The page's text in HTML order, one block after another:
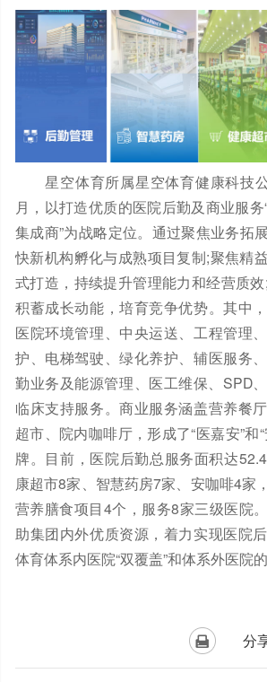
星空体育所属星空体育健康科技
月，以打造优质的医院后勤及商业服务
集成商”为战略定位。通过聚焦业务拓
快新机构孵化与成熟项目复制;聚焦精
式打造，持续提升管理能力和经营质效
积蓄成长动能，培育竞争优势。其中
医院环境管理、中央运送、工程管理
护、电梯驾驶、绿化养护、辅医服务
勤业务及能源管理、医工维保、SPD
临床支持服务。商业服务涵盖营养餐
超市、院内咖啡厅，形成了“医嘉安”和
牌。目前，医院后勤总服务面积达
康超市8家、智慧药房7家、安咖啡4家
营养膳食项目4个，服务8家三级医院
助集团内外优质资源，着力实现医院
体育体系内医院“双覆盖”和体系外医院的
分